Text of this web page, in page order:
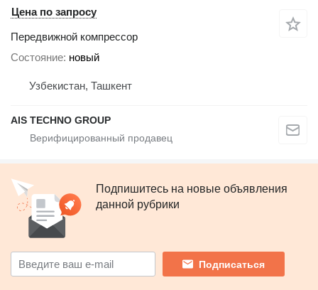
Цена по запросу
Передвижной компрессор
Состояние новый
Узбекистан, Ташкент
AIS TECHNO GROUP
Подпишитесь на новые объявления
данной рубрики
Подписаться